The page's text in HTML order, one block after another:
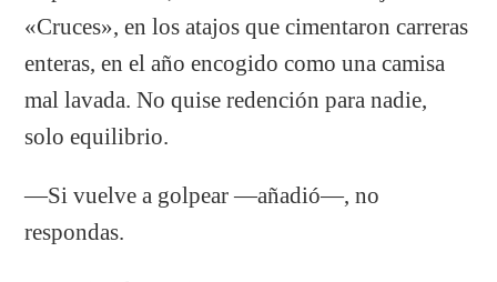
«Cruces», en los atajos que cimentaron carreras
enteras, en el año encogido como una camisa
mal lavada. No quise redención para nadie,
solo equilibrio.
—Si vuelve a golpear —añadió—, no
respondas.